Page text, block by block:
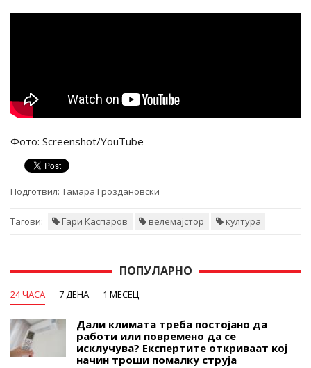
Фото: Screenshot/YouTube
Подготвил: Тамара Гроздановски
Тагови: Гари Каспаров велемајстор култура
ПОПУЛАРНО
24 ЧАСА 7 ДЕНА 1 МЕСЕЦ
Дали климата треба постојано да
работи или повремено да се
исклучува? Експертите откриваат кој
начин троши помалку струја